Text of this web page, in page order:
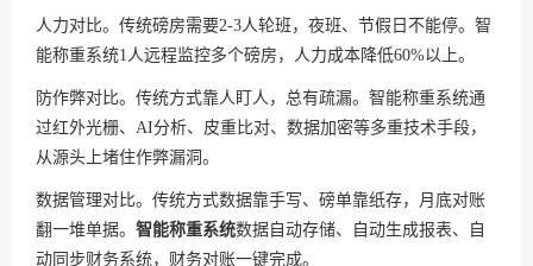
人力对比。传统磅房需要2-3人轮班，夜班、节假日不能停。智
能称重系统1人远程监控多个磅房，人力成本降低60%以上。
防作弊对比。传统方式靠人盯人，总有疏漏。智能称重系统通
过红外光栅、AI分析、皮重比对、数据加密等多重技术手段，
从源头上堵住作弊漏洞。
数据管理对比。传统方式数据靠手写、磅单靠纸存，月底对账
翻一堆单据。 智能称重系统数据自动存储、自动生成报表、自
动同步财务系统，财务对账一键完成。